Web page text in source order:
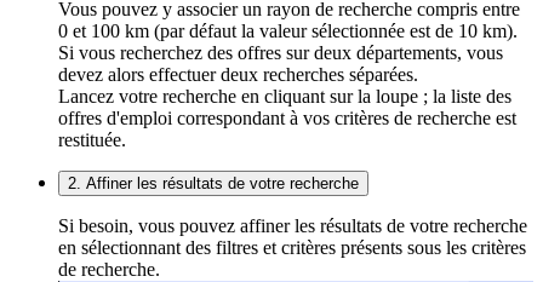
Vous pouvez y associer un rayon de recherche compris entre
0 et 100 km (par défaut la valeur sélectionnée est de 10 km).
Si vous recherchez des offres sur deux départements, vous
devez alors effectuer deux recherches séparées.
Lancez votre recherche en cliquant sur la loupe ; la liste des
offres d'emploi correspondant à vos critères de recherche est
restituée.
2. Affiner les résultats de votre recherche
Si besoin, vous pouvez affiner les résultats de votre recherche
en sélectionnant des filtres et critères présents sous les critères
de recherche.